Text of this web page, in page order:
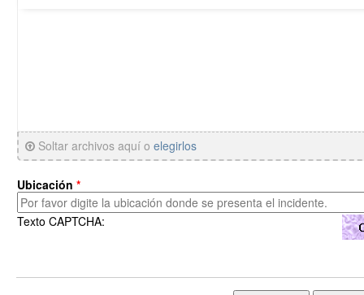
Soltar archivos aquí o elegirlos
Ubicación *
Texto CAPTCHA: